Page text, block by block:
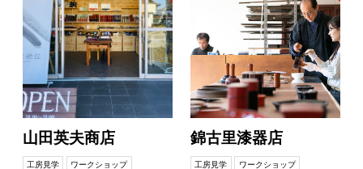
山田英夫商店
工房見学 ワークショップ
錦古里漆器店
工房見学 ワークショップ